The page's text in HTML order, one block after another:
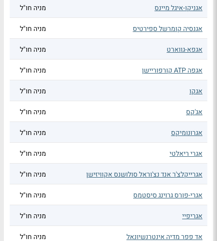
אגניקו-איגל מיינס מניה חו"ל
אגנסיה קומרשל ספירטיס מניה חו"ל
אגפא-גווארט מניה חו"ל
אגפה ATP קורפוריישן מניה חו"ל
אגקו מניה חו"ל
אג'קס מניה חו"ל
אגרונומיקס מניה חו"ל
אגרי ריאלטי מניה חו"ל
אגרייקלצ'ר אנד נצ'וראל סולושנס אקוויזישן מניה חו"ל
אגרי-פורס גרוינג סיסטמס מניה חו"ל
אגריפיי מניה חו"ל
אד פפר מדיה אינטרנשיונאל מניה חו"ל